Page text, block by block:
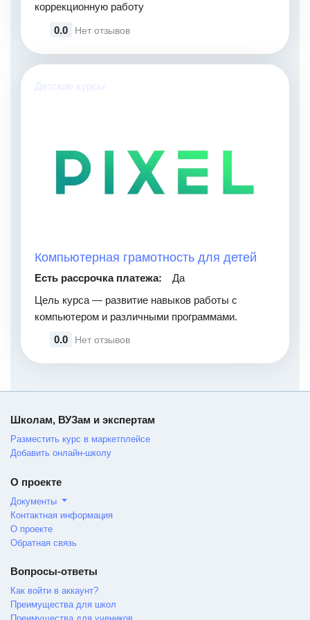
коррекционную работу
0.0
Нет отзывов
Детские курсы
Компьютерная грамотность для детей
Есть рассрочка платежа:
Да
Цель курса — развитие навыков работы с
компьютером и различными программами.
0.0
Нет отзывов
Школам, ВУЗам и экспертам
Разместить курс в маркетплейсе
Добавить онлайн-школу
О проекте
Документы
Контактная информация
О проекте
Обратная связь
Вопросы-ответы
Как войти в аккаунт?
Преимущества для школ